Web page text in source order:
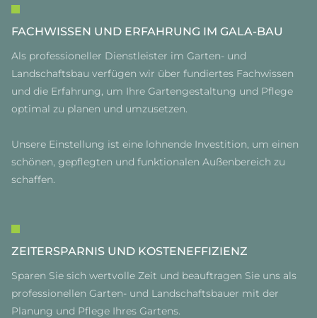
FACHWISSEN UND ERFAHRUNG IM GALA-BAU
Als professioneller Dienstleister im Garten- und
Landschaftsbau verfügen wir über fundiertes Fachwissen
und die Erfahrung, um Ihre Gartengestaltung und Pflege
optimal zu planen und umzusetzen.
Unsere Einstellung ist eine lohnende Investition, um einen
schönen, gepflegten und funktionalen Außenbereich zu
schaffen.
ZEITERSPARNIS UND KOSTENEFFIZIENZ
Sparen Sie sich wertvolle Zeit und beauftragen Sie uns als
professionellen Garten- und Landschaftsbauer mit der
Planung und Pflege Ihres Gartens.